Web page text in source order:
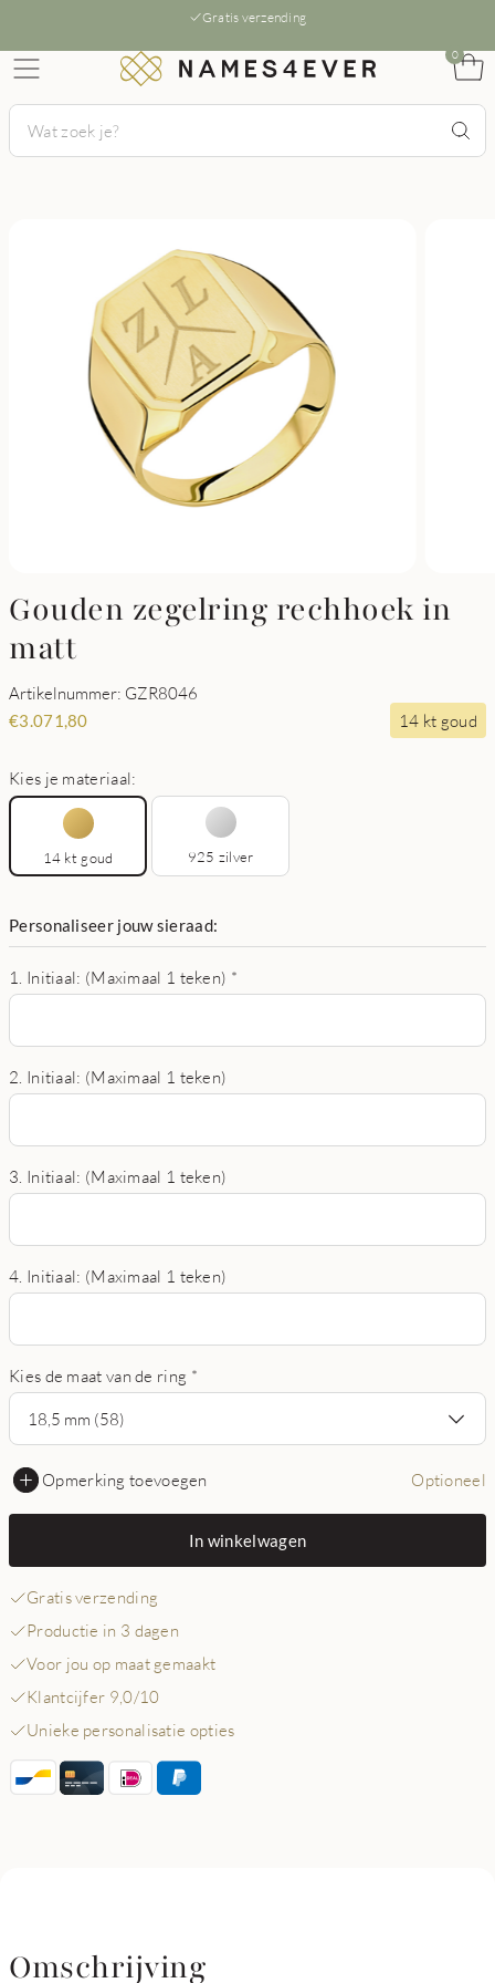
Gratis verzending
0
Gouden zegelring rechhoek in
matt
Artikelnummer: GZR8046
€3.071,80 14 kt goud
Kies je materiaal:
14 kt goud 925 zilver
Personaliseer jouw sieraad:
1. Initiaal: (Maximaal 1 teken) *
2. Initiaal: (Maximaal 1 teken)
3. Initiaal: (Maximaal 1 teken)
4. Initiaal: (Maximaal 1 teken)
Kies de maat van de ring *
18,5 mm (58)
Opmerking toevoegen Optioneel
In winkelwagen
Gratis verzending
Productie in 3 dagen
Voor jou op maat gemaakt
Klantcijfer 9,0/10
Unieke personalisatie opties
Omschrijving